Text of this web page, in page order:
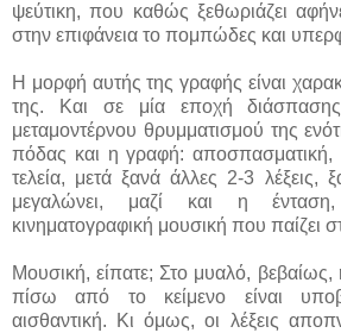
ψεύτικη, που καθώς ξεθωριάζει
στην επιφάνεια το πομπώδες και
Η μορφή αυτής της γραφής είναι
της. Και σε μία εποχή
μεταμοντέρνου θρυμματισμού της
πόδας και η γραφή: αποσπασματική,
τελεία, μετά ξανά άλλες 2-3 λέξεις,
μεγαλώνει, μαζί και η
κινηματογραφική μουσική που παίζει
Μουσική, είπατε; Στο μυαλό, βεβαίως,
πίσω από το κείμενο είναι
αισθαντική. Κι όμως, οι λέξεις